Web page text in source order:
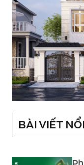
BÀI VIẾT